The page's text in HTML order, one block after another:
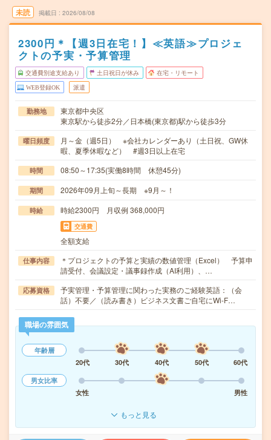
未読 掲載日 2026/08/08
2300円＊【週3日在宅！】≪英語≫プロジェ
クトの予実・予算管理
交通費別途支給あり 土日祝日が休み 在宅・リモート
WEB登録OK 派遣
勤務地
東京都中央区
東京駅から徒歩2分／日本橋(東京都)駅から徒歩3分
曜日頻度
月～金（週5日） ※会社カレンダーあり（土日祝、GW休
暇、夏季休暇など） #週3日以上在宅
時間 08:50～17:35(実働8時間 休憩45分)
期間 2026年09月上旬～長期 ※9月～！
時給 時給2300円 月収例 368,000円
交通費
全額支給
仕事内容
＊プロジェクトの予算と実績の数値管理（Excel） 予算申
請受付、会議設定・議事録作成（AI利用）、…
応募資格
予実管理・予算管理に関わった実務のご経験英語：（会
話）不要／（読み書き）ビジネス文書ご自宅にWi-F…
職場の雰囲気
年齢層
20代
30代 40代 50代
60代
男女比率
女性
男性
もっと見る